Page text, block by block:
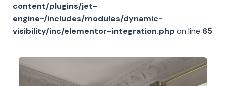
content/plugins/jet-
engine-/includes/modules/dynamic-
visibility/inc/elementor-integration.php on line 65